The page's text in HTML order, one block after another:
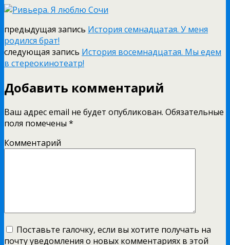
предыдущая запись История семнадцатая. У меня
родился брат!
следующая запись История восемнадцатая. Мы едем
в стереокинотеатр!
Добавить комментарий
Ваш адрес email не будет опубликован. Обязательные
поля помечены *
Комментарий
Поставьте галочку, если вы хотите получать на
почту уведомления о новых комментариях в этой